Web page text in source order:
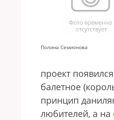
Полина Семионова
проект
балетное
принцип
любителей, а на